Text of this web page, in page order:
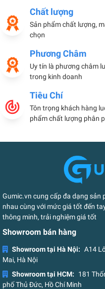
Chất lượng
Sản phẩm chất lượng,
chọn
Phương Châm
Uy tín là phương châm
trong kinh doanh
Tiêu Chí
Tôn trọng khách hàng
phẩm chất lượng phân
Gumic.vn cung cấp đa dạng sản
nhau cùng với mức giá tốt đến
thông minh, trải nghiệm giá tốt
Showroom bán hàng
Showroom tại Hà Nội: A14
Mai, Hà Nội
Showroom tại HCM:
181
phố Thủ Đức, Hồ Chí Minh